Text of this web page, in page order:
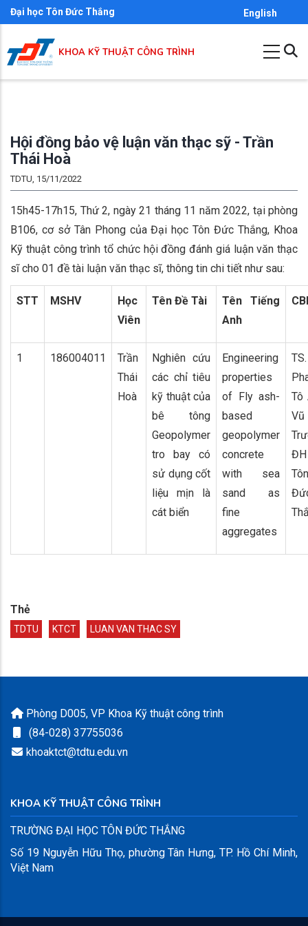
Skip
to
main
content
Đại học Tôn Đức Thắng English
KHOA KỸ THUẬT CÔNG TRÌNH
Hội đồng bảo vệ luận văn thạc sỹ - Trần
Thái Hoà
TDTU, 15/11/2022
15h45-17h15, Thứ 2, ngày 21 tháng 11 năm 2022, tại phòng
B106, cơ sở Tân Phong của Đại học Tôn Đức Thắng, Khoa
Kỹ thuật công trình tổ chức hội đồng đánh giá luận văn thạc
sĩ cho 01 đề tài luận văn thạc sĩ, thông tin chi tiết như sau:
STT MSHV
Học
Viên
Tên Đề Tài
Tên Tiếng
Anh
1 186004011
Trần
Thái
Hoà
Nghiên cứu
các chỉ tiêu
kỹ thuật của
bê tông
Geopolymer
tro bay có
sử dụng cốt
liệu mịn là
cát biển
Engineering
properties
of Fly ash-
based
geopolymer
concrete
with sea
sand as
fine
aggregates
TS.
Tô
Vũ
ĐH
Tôn
Thẻ
TDTU KTCT LUAN VAN THAC SY
Phòng D005, VP Khoa Kỹ thuật công trình
(84-028) 37755036
khoaktct@tdtu.edu.vn
KHOA KỸ THUẬT CÔNG TRÌNH
TRƯỜNG ĐẠI HỌC TÔN ĐỨC THẮNG
Số 19 Nguyễn Hữu Thọ, phường Tân Hưng, TP. Hồ Chí Minh,
Việt Nam